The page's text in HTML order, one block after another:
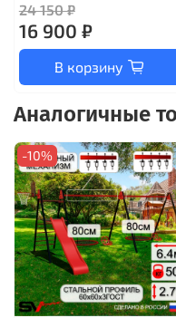
24 150 ₽
16 900 ₽
В корзину
Аналогичные
-10%